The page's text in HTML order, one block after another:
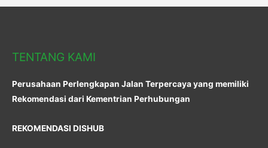
TENTANG KAMI
Perusahaan Perlengkapan Jalan Terpercaya yang memiliki
Rekomendasi dari Kementrian Perhubungan
REKOMENDASI DISHUB